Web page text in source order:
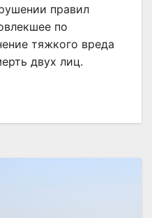
правил
по
тяжкого вреда
двух лиц.